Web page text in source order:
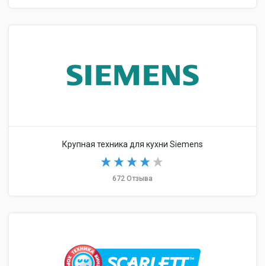
Крупная техника для кухни Siemens
672 Отзыва